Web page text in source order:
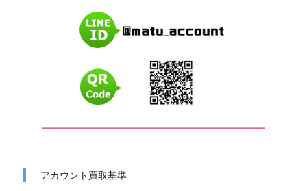
━━━━━━━━━━━━━━━━━━━━━━━━━
アカウント買取基準